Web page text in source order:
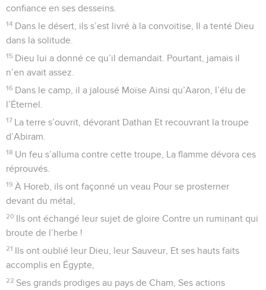
confiance en ses desseins.
14 Dans le désert, ils s’est livré à la convoitise, Il a tenté Dieu
dans la solitude.
15 Dieu lui a donné ce qu’il demandait. Pourtant, jamais il
n’en avait assez.
16 Dans le camp, il a jalousé Moïse Ainsi qu’Aaron, l’élu de
l’Éternel.
17 La terre s’ouvrit, dévorant Dathan Et recouvrant la troupe
d’Abiram.
18 Un feu s’alluma contre cette troupe, La flamme dévora ces
réprouvés.
19 À Horeb, ils ont façonné un veau Pour se prosterner
devant du métal,
20 Ils ont échangé leur sujet de gloire Contre un ruminant qui
broute de l’herbe !
21 Ils ont oublié leur Dieu, leur Sauveur, Et ses hauts faits
accomplis en Égypte,
22 Ses grands prodiges au pays de Cham, Ses actions